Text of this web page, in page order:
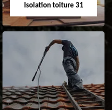
Isolation toiture 31
Isolation toiture 31